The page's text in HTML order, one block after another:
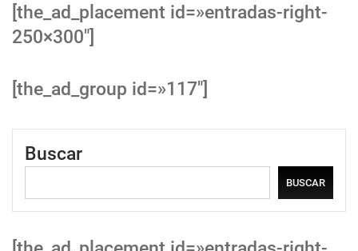
[the_ad_placement id=»entradas-right-
250×300″]
[the_ad_group id=»117″]
Buscar
BUSCAR